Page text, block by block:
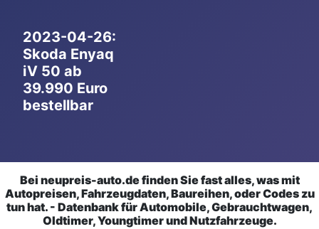
2023-04-26:
Skoda Enyaq
iV 50 ab
39.990 Euro
bestellbar
Bei neupreis-auto.de finden Sie fast alles, was mit
Autopreisen, Fahrzeugdaten, Baureihen, oder Codes zu
tun hat. - Datenbank für Automobile, Gebrauchtwagen,
Oldtimer, Youngtimer und Nutzfahrzeuge.